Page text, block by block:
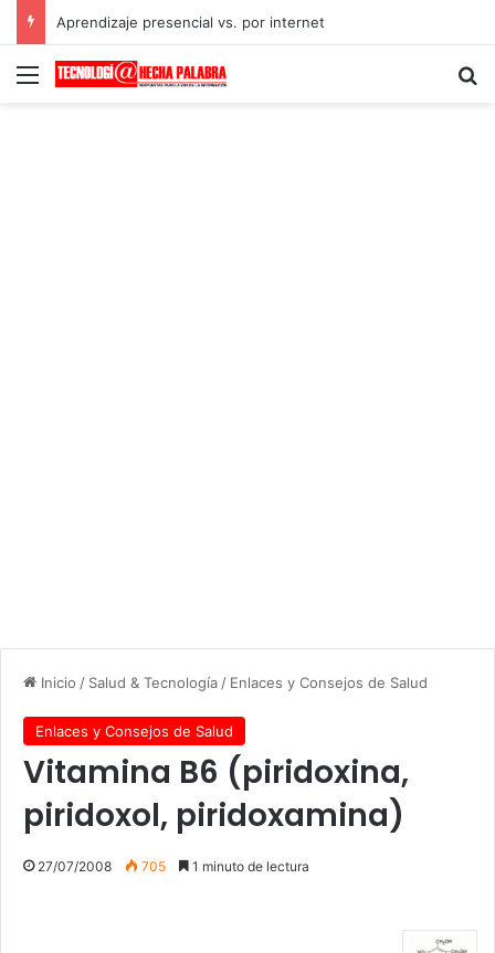
Aprendizaje presencial vs. por internet
Menú
Inicio / Salud & Tecnología / Enlaces y Consejos de Salud
Enlaces y Consejos de Salud
Vitamina B6 (piridoxina,
piridoxol, piridoxamina)
27/07/2008 705 1 minuto de lectura